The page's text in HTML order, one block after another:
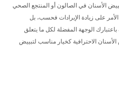
الأسنان في الصالون أو المنتجع الصحي
على زيادة الإيرادات فحسب، بل
الوجهة المفضلة لكل ما يتعلق
الاحترافية كخيار مناسب لتبييض